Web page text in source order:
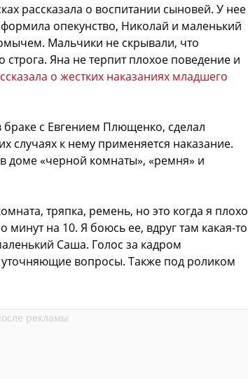
рассказала о воспитании сыновей. У нее
опекунство, Николай и маленький
Мальчики не скрывали, что
Яна не терпит плохое поведение и
о жестких наказаниях младшего
с Евгением Плющенко, сделал
случаях к нему применяется наказание.
доме «черной комнаты», «ремня» и
тряпка, ремень, но это когда я плохо
на 10. Я боюсь ее, вдруг там какая-то
Саша. Голос за кадром
вопросы. Также под роликом